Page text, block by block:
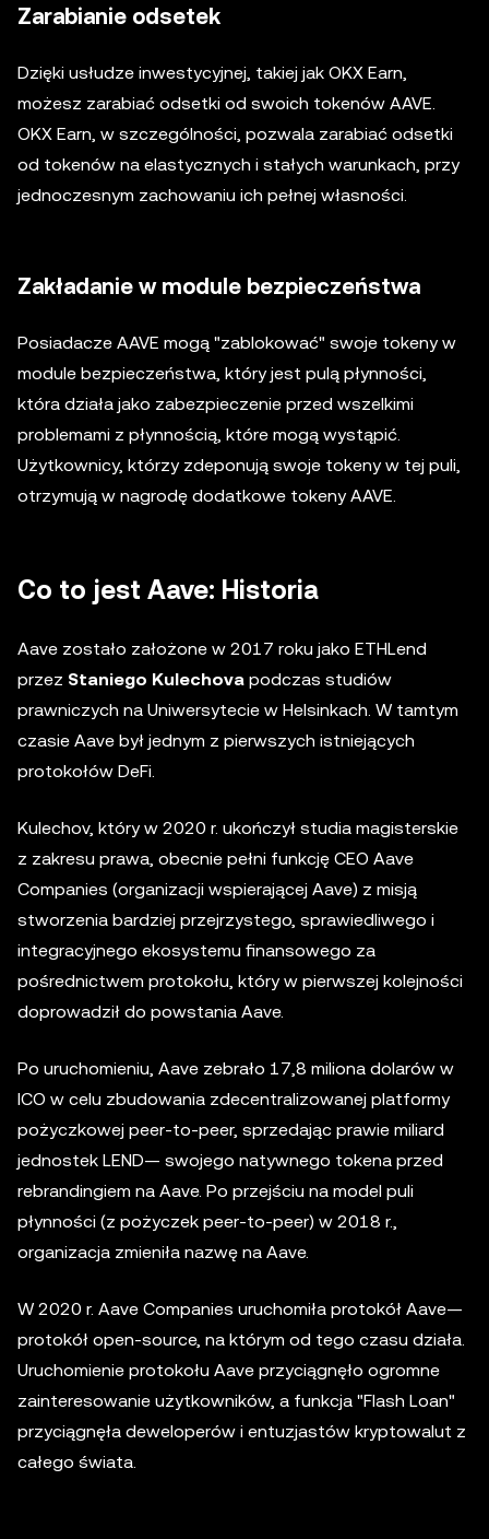
Zarabianie odsetek
Dzięki usłudze inwestycyjnej, takiej jak OKX Earn,
możesz zarabiać odsetki od swoich tokenów AAVE.
OKX Earn, w szczególności, pozwala zarabiać odsetki
od tokenów na elastycznych i stałych warunkach, przy
jednoczesnym zachowaniu ich pełnej własności.
Zakładanie w module bezpieczeństwa
Posiadacze AAVE mogą "zablokować" swoje tokeny w
module bezpieczeństwa, który jest pulą płynności,
która działa jako zabezpieczenie przed wszelkimi
problemami z płynnością, które mogą wystąpić.
Użytkownicy, którzy zdeponują swoje tokeny w tej puli,
otrzymują w nagrodę dodatkowe tokeny AAVE.
Co to jest Aave: Historia
Aave zostało założone w 2017 roku jako ETHLend
przez Staniego Kulechova podczas studiów
prawniczych na Uniwersytecie w Helsinkach. W tamtym
czasie Aave był jednym z pierwszych istniejących
protokołów DeFi.
Kulechov, który w 2020 r. ukończył studia magisterskie
z zakresu prawa, obecnie pełni funkcję CEO Aave
Companies (organizacji wspierającej Aave) z misją
stworzenia bardziej przejrzystego, sprawiedliwego i
integracyjnego ekosystemu finansowego za
pośrednictwem protokołu, który w pierwszej kolejności
doprowadził do powstania Aave.
Po uruchomieniu, Aave zebrało 17,8 miliona dolarów w
ICO w celu zbudowania zdecentralizowanej platformy
pożyczkowej peer-to-peer, sprzedając prawie miliard
jednostek LEND— swojego natywnego tokena przed
rebrandingiem na Aave. Po przejściu na model puli
płynności (z pożyczek peer-to-peer) w 2018 r.,
organizacja zmieniła nazwę na Aave.
W 2020 r. Aave Companies uruchomiła protokół Aave—
protokół open-source, na którym od tego czasu działa.
Uruchomienie protokołu Aave przyciągnęło ogromne
zainteresowanie użytkowników, a funkcja "Flash Loan"
przyciągnęła deweloperów i entuzjastów kryptowalut z
całego świata.